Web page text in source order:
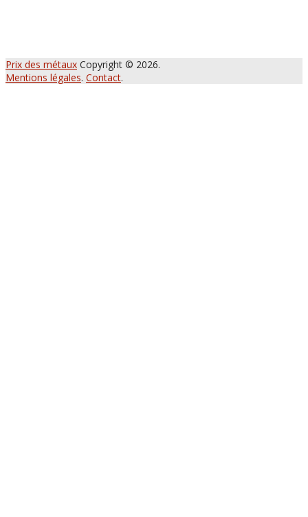
Prix des métaux Copyright © 2026.
Mentions légales. Contact.